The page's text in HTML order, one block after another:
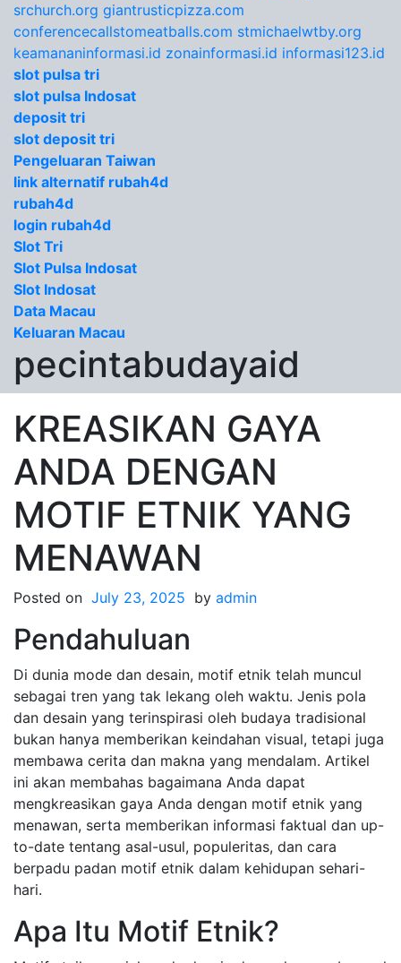
srchurch.org giantrusticpizza.com
conferencecallstomeatballs.com stmichaelwtby.org
keamananinformasi.id zonainformasi.id informasi123.id
slot pulsa tri
slot pulsa Indosat
deposit tri
slot deposit tri
Pengeluaran Taiwan
link alternatif rubah4d
rubah4d
login rubah4d
Slot Tri
Slot Pulsa Indosat
Slot Indosat
Data Macau
Keluaran Macau
pecintabudayaid
KREASIKAN GAYA
ANDA DENGAN
MOTIF ETNIK YANG
MENAWAN
Posted on July 23, 2025 by admin
Pendahuluan
Di dunia mode dan desain, motif etnik telah muncul
sebagai tren yang tak lekang oleh waktu. Jenis pola
dan desain yang terinspirasi oleh budaya tradisional
bukan hanya memberikan keindahan visual, tetapi juga
membawa cerita dan makna yang mendalam. Artikel
ini akan membahas bagaimana Anda dapat
mengkreasikan gaya Anda dengan motif etnik yang
menawan, serta memberikan informasi faktual dan up-
to-date tentang asal-usul, populeritas, dan cara
berpadu padan motif etnik dalam kehidupan sehari-
hari.
Apa Itu Motif Etnik?